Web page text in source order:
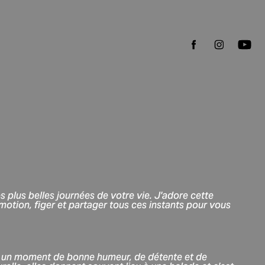
plus belles journées de votre vie. J'adore cette
figer et partager tous ces instants pour vous
moment de bonne humeur, de détente et de